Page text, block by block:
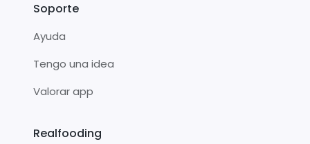
Soporte
Ayuda
Tengo una idea
Valorar app
Realfooding